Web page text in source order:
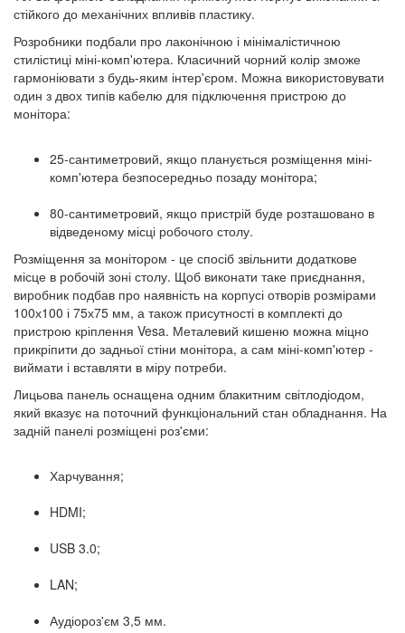
стійкого до механічних впливів пластику.
Розробники подбали про лаконічною і мінімалістичною
стилістиці міні-комп'ютера. Класичний чорний колір зможе
гармоніювати з будь-яким інтер'єром. Можна використовувати
один з двох типів кабелю для підключення пристрою до
монітора:
25-сантиметровий, якщо планується розміщення міні-
комп'ютера безпосередньо позаду монітора;
80-сантиметровий, якщо пристрій буде розташовано в
відведеному місці робочого столу.
Розміщення за монітором - це спосіб звільнити додаткове
місце в робочій зоні столу. Щоб виконати таке приєднання,
виробник подбав про наявність на корпусі отворів розмірами
100х100 і 75х75 мм, а також присутності в комплекті до
пристрою кріплення Vesa. Металевий кишеню можна міцно
прикріпити до задньої стіни монітора, а сам міні-комп'ютер -
виймати і вставляти в міру потреби.
Лицьова панель оснащена одним блакитним світлодіодом,
який вказує на поточний функціональний стан обладнання. На
задній панелі розміщені роз'єми:
Харчування;
HDMI;
USB 3.0;
LAN;
Аудіороз'єм 3,5 мм.